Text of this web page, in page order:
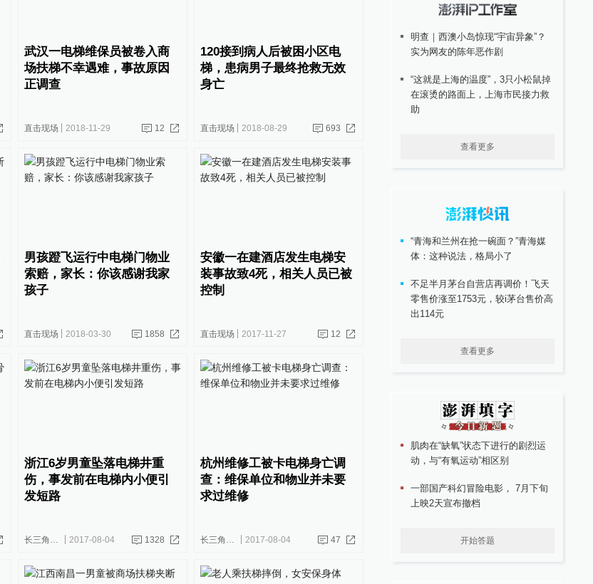
武汉一电梯维保员被卷入商
场扶梯不幸遇难，事故原因
正调查
直击现场 2018-11-29 12
120接到病人后被困小区电
梯，患病男子最终抢救无效
身亡
直击现场 2018-08-29 693
男孩蹬飞运行中电梯门物业
索赔，家长：你该感谢我家
孩子
直击现场 2018-03-30 1858
安徽一在建酒店发生电梯安
装事故致4死，相关人员已被
控制
直击现场 2017-11-27 12
浙江6岁男童坠落电梯井重
伤，事发前在电梯内小便引
发短路
长三角政商 2017-08-04 1328
杭州维修工被卡电梯身亡调
查：维保单位和物业并未要
求过维修
长三角政商 2017-08-04 47
明查｜西澳小岛惊现“宇宙异象”？
实为网友的陈年恶作剧
“这就是上海的温度”，3只小松鼠掉
在滚烫的路面上，上海市民接力救
助
查看更多
“青海和兰州在抢一碗面？”青海媒
体：这种说法，格局小了
不足半月茅台自营店再调价！飞天
零售价涨至1753元，较i茅台售价高
出114元
查看更多
肌肉在“缺氧”状态下进行的剧烈运
动，与“有氧运动”相区别
一部国产科幻冒险电影， 7月下旬
上映2天宣布撤档
开始答题